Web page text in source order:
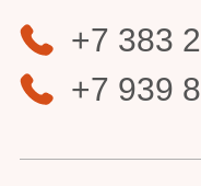
+7 383
+7 939